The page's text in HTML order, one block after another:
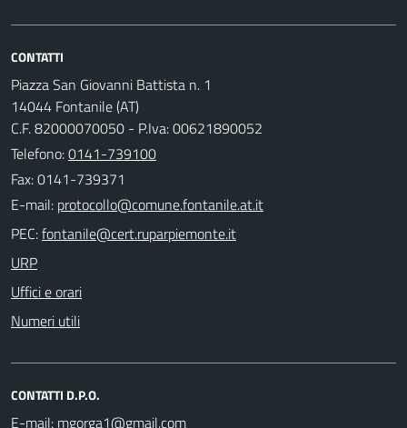
CONTATTI
Piazza San Giovanni Battista n. 1
14044 Fontanile (AT)
C.F. 82000070050 - P.Iva: 00621890052
Telefono:0141-739100
Fax: 0141-739371
E-mail:
PEC:
URP
Uffici e orari
Numeri utili
CONTATTI D.P.O.
E-mail: